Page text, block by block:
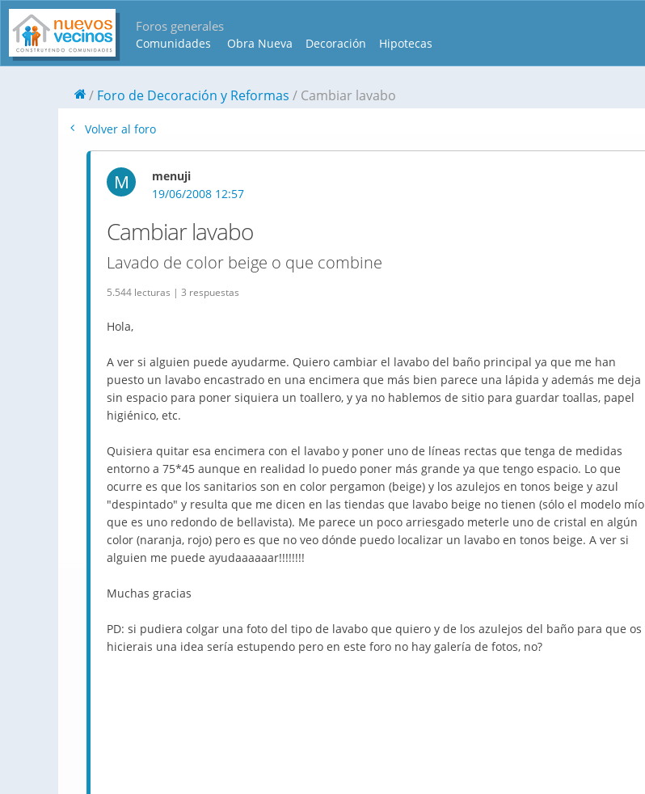
Foros generales
Comunidades Obra Nueva Decoración Hipotecas
Foro de Decoración y Reformas Cambiar lavabo
Volver al foro
M
menuji
19/06/2008 12:57
Cambiar lavabo
Lavado de color beige o que combine
5.544 lecturas | 3 respuestas
Hola,
A ver si alguien puede ayudarme. Quiero cambiar el lavabo del baño principal ya que me han
puesto un lavabo encastrado en una encimera que más bien parece una lápida y además me deja
sin espacio para poner siquiera un toallero, y ya no hablemos de sitio para guardar toallas, papel
higiénico, etc.
Quisiera quitar esa encimera con el lavabo y poner uno de líneas rectas que tenga de medidas
entorno a 75*45 aunque en realidad lo puedo poner más grande ya que tengo espacio. Lo que
ocurre es que los sanitarios son en color pergamon (beige) y los azulejos en tonos beige y azul
"despintado" y resulta que me dicen en las tiendas que lavabo beige no tienen (sólo el modelo mío
que es uno redondo de bellavista). Me parece un poco arriesgado meterle uno de cristal en algún
color (naranja, rojo) pero es que no veo dónde puedo localizar un lavabo en tonos beige. A ver si
alguien me puede ayudaaaaaar!!!!!!!!
Muchas gracias
PD: si pudiera colgar una foto del tipo de lavabo que quiero y de los azulejos del baño para que os
hicierais una idea sería estupendo pero en este foro no hay galería de fotos, no?